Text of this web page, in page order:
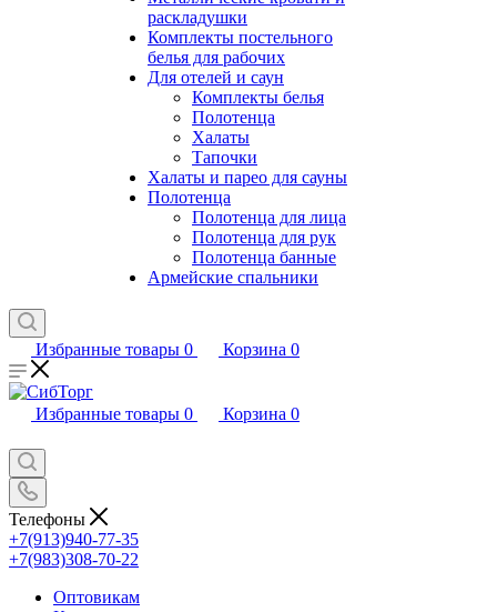
раскладушки
Комплекты постельного
белья для рабочих
Для отелей и саун
Комплекты белья
Полотенца
Халаты
Тапочки
Халаты и парео для сауны
Полотенца
Полотенца для лица
Полотенца для рук
Полотенца банные
Армейские спальники
Избранные товары 0 Корзина 0
Избранные товары 0 Корзина 0
Телефоны
+7(913)940-77-35
+7(983)308-70-22
Оптовикам